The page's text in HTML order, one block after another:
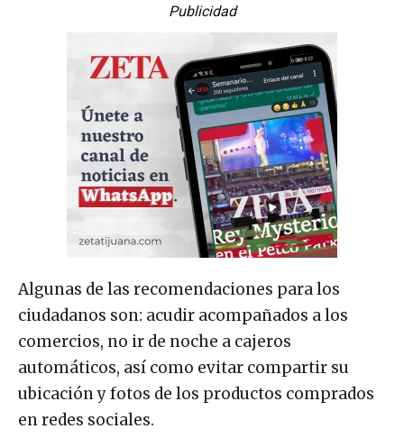
Publicidad
Algunas de las recomendaciones para los
ciudadanos son: acudir acompañados a los
comercios, no ir de noche a cajeros
automáticos, así como evitar compartir su
ubicación y fotos de los productos comprados
en redes sociales.